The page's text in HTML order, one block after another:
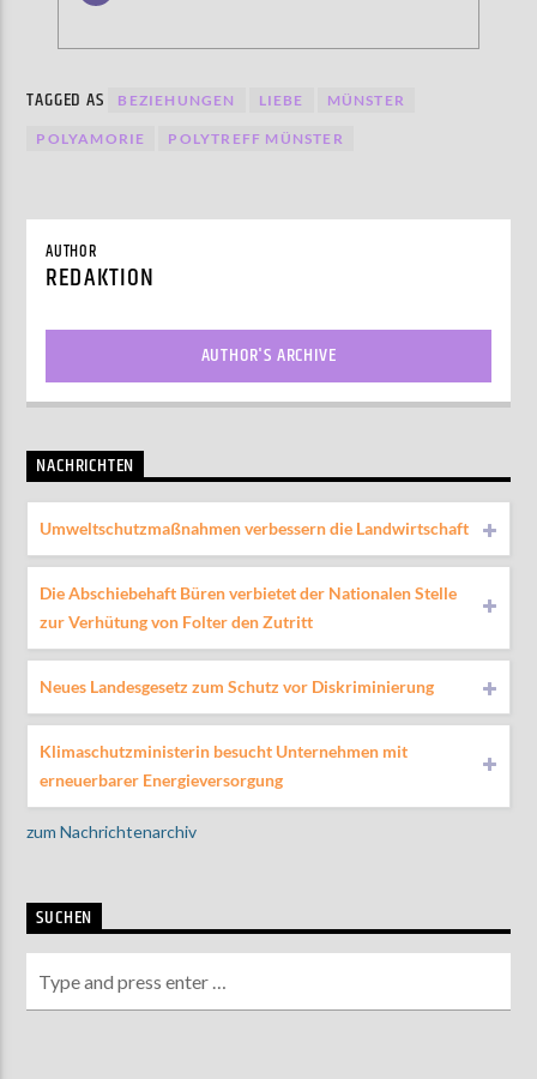
TAGGED AS BEZIEHUNGEN LIEBE MÜNSTER
POLYAMORIE POLYTREFF MÜNSTER
AUTHOR
REDAKTION
AUTHOR'S ARCHIVE
NACHRICHTEN
Umweltschutzmaßnahmen verbessern die Landwirtschaft
Die Abschiebehaft Büren verbietet der Nationalen Stelle
zur Verhütung von Folter den Zutritt
Neues Landesgesetz zum Schutz vor Diskriminierung
Klimaschutzministerin besucht Unternehmen mit
erneuerbarer Energieversorgung
zum Nachrichtenarchiv
SUCHEN